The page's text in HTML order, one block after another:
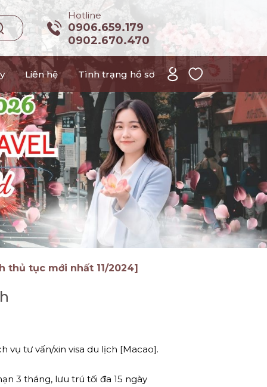
Hotline
0906.659.179
0902.670.470
Liên hệ Tình trạng hồ sơ
thủ tục mới nhất 11/2024]
vụ tư vấn/xin visa du lịch [Macao].
3 tháng, lưu trú tối đa 15 ngày